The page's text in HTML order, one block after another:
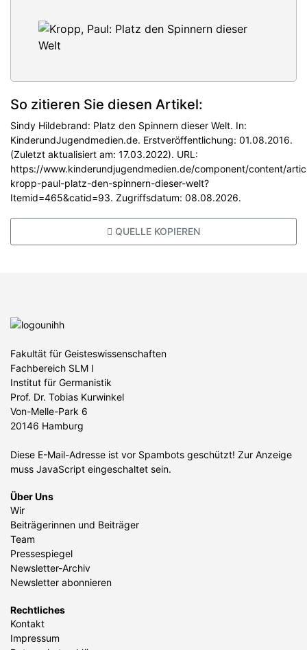
So zitieren Sie diesen Artikel:
Sindy Hildebrand: Platz den Spinnern dieser Welt. In:
KinderundJugendmedien.de. Erstveröffentlichung: 01.08.2016.
(Zuletzt aktualisiert am: 17.03.2022). URL:
https://www.kinderundjugendmedien.de/component/content/
kropp-paul-platz-den-spinnern-dieser-welt?
Itemid=465&catid=93. Zugriffsdatum: 08.08.2026.
QUELLE KOPIEREN
Fakultät für Geisteswissenschaften
Fachbereich SLM I
Institut für Germanistik
Prof. Dr. Tobias Kurwinkel
Von-Melle-Park 6
20146 Hamburg
Diese E-Mail-Adresse ist vor Spambots geschützt! Zur Anzeige
muss JavaScript eingeschaltet sein.
Über Uns
Wir
Beiträgerinnen und Beiträger
Team
Pressespiegel
Newsletter-Archiv
Newsletter abonnieren
Rechtliches
Kontakt
Impressum